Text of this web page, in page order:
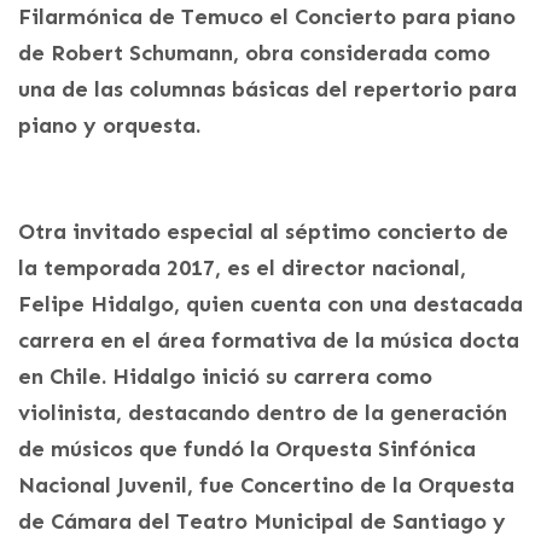
Filarmónica de Temuco el Concierto para piano
de Robert Schumann, obra considerada como
una de las columnas básicas del repertorio para
piano y orquesta.
Otra invitado especial al séptimo concierto de
la temporada 2017, es el director nacional,
Felipe Hidalgo, quien cuenta con una destacada
carrera en el área formativa de la música docta
en Chile. Hidalgo inició su carrera como
violinista, destacando dentro de la generación
de músicos que fundó la Orquesta Sinfónica
Nacional Juvenil, fue Concertino de la Orquesta
de Cámara del Teatro Municipal de Santiago y